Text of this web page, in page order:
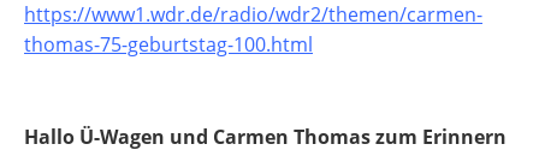
https://www1.wdr.de/radio/wdr2/themen/carmen-
thomas-75-geburtstag-100.html
Hallo Ü-Wagen und Carmen Thomas zum Erinnern